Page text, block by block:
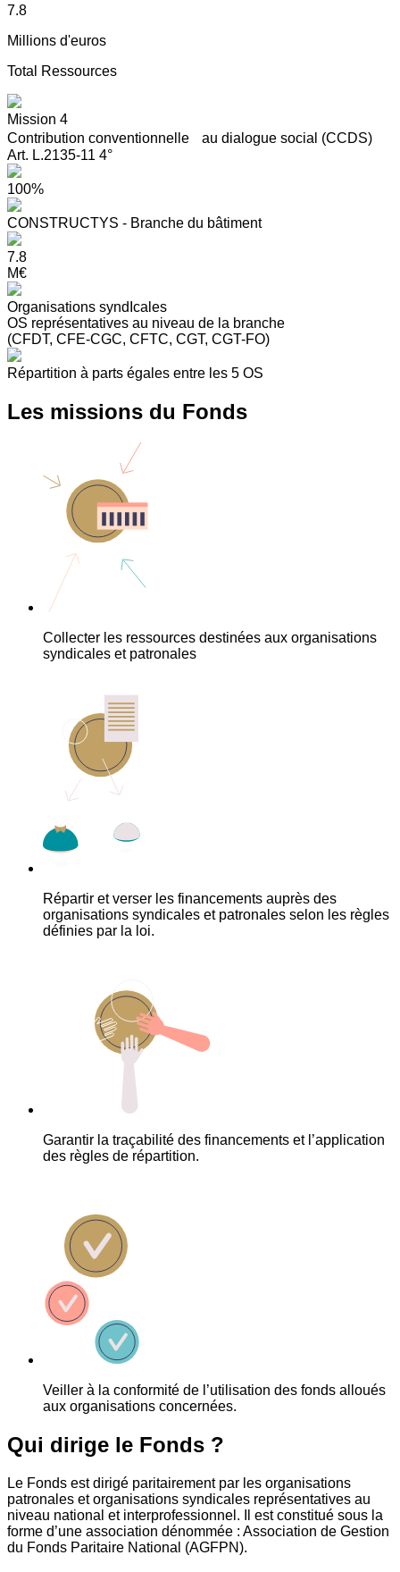
7.8
Millions d'euros
Total Ressources
Mission 4
Contribution conventionnelle au dialogue social (CCDS)
Art. L.2135-11 4°
100%
CONSTRUCTYS - Branche du bâtiment
7.8
M€
Organisations syndIcales
OS représentatives au niveau de la branche
(CFDT, CFE-CGC, CFTC, CGT, CGT-FO)
Répartition à parts égales entre les 5 OS
Les missions du Fonds
Collecter les ressources destinées aux organisations
syndicales et patronales
Répartir et verser les financements auprès des
organisations syndicales et patronales selon les règles
définies par la loi.
Garantir la traçabilité des financements et l’application
des règles de répartition.
Veiller à la conformité de l’utilisation des fonds alloués
aux organisations concernées.
Qui dirige le Fonds ?
Le Fonds est dirigé paritairement par les organisations
patronales et organisations syndicales représentatives au
niveau national et interprofessionnel. Il est constitué sous la
forme d’une association dénommée : Association de Gestion
du Fonds Paritaire National (AGFPN).